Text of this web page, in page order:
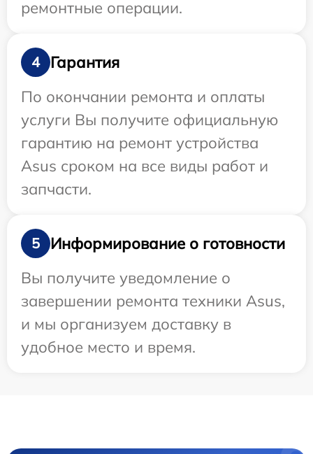
ремонтные операции.
4
Гарантия
По окончании ремонта и оплаты
услуги Вы получите официальную
гарантию на ремонт устройства
Asus сроком на все виды работ и
запчасти.
5
Информирование о готовности
Вы получите уведомление о
завершении ремонта техники Asus,
и мы организуем доставку в
удобное место и время.